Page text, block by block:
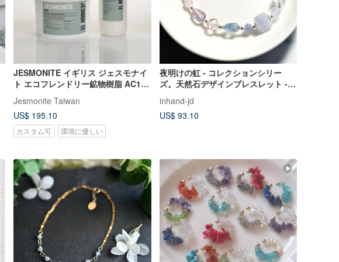
JESMONITE イギリス ジェスモナイ
ト エコフレンドリー鉱物樹脂 AC100
7KG (リキッド＋ベース)
Jesmonite Taiwan
US$ 195.10
カスタム可 環境に優しい
夜明けの虹 - コレクションシリー
ズ。天然石デザインブレスレット -
全 15 種類の天然石
inhand-jd
US$ 93.10